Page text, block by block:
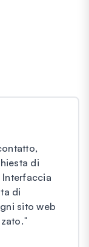
di
Interfaccia
di
sito web
"